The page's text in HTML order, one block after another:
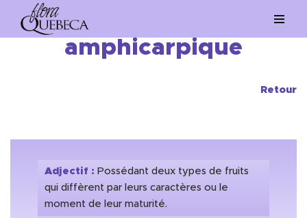
Aller
amphicarpique
Retour
Adjectif : Possédant deux types de fruits
qui diffèrent par leurs caractères ou le
moment de leur maturité.